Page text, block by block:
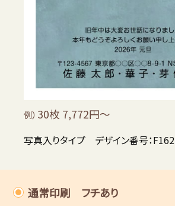
例） 30枚 7,772円～
写真入りタイプ デザイン番号：F162
通常印刷 フチあり